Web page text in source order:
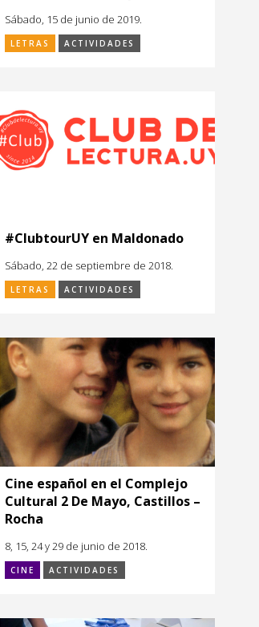
Sábado, 15 de junio de 2019.
LETRAS ACTIVIDADES
#ClubtourUY en Maldonado
Sábado, 22 de septiembre de 2018.
LETRAS ACTIVIDADES
Cine español en el Complejo
Cultural 2 De Mayo, Castillos –
Rocha
8, 15, 24 y 29 de junio de 2018.
CINE ACTIVIDADES